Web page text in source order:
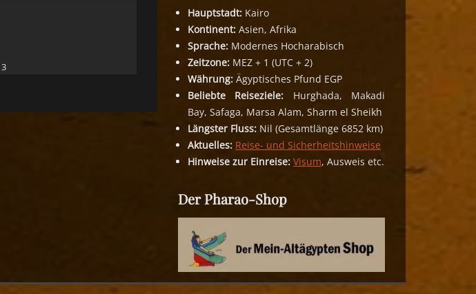
3
Hauptstadt: Kairo
Kontinent: Asien, Afrika
Sprache: Modernes Hocharabisch
Zeitzone: MEZ + 1 (UTC + 2)
Währung: Ägyptisches Pfund EGP
Beliebte Reiseziele: Hurghada, Makadi
Bay, Safaga, Marsa Alam, Sharm el Sheikh
Längster Fluss: Nil (Gesamtlänge 6852 km)
Aktuelles: Reise- und Sicherheitshinweise
Hinweise zur Einreise: Visum, Ausweis etc.
Der Pharao-Shop